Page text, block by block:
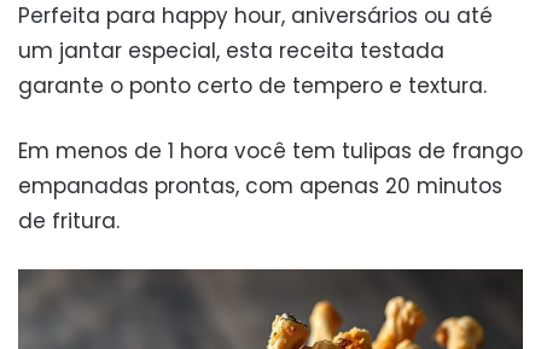
Perfeita para happy hour, aniversários ou até
um jantar especial, esta receita testada
garante o ponto certo de tempero e textura.
Em menos de 1 hora você tem tulipas de frango
empanadas prontas, com apenas 20 minutos
de fritura.